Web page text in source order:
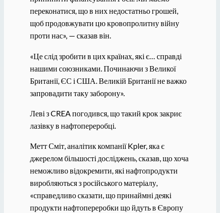
переконатися, що в них недостатньо грошей,
щоб продовжувати цю кровопролитну війну
проти нас», — сказав він.
«Це слід зробити в цих країнах, які є… справді
нашими союзниками. Починаючи з Великої
Британії, ЄС і США. Великій Британії не важко
запровадити таку заборону».
Леві з CREA погодився, що такий крок закриє
лазівку в нафтопереробці.
Метт Сміт, аналітик компанії Kpler, яка є
джерелом більшості досліджень, сказав, що хоча
неможливо відокремити, які нафтопродукти
виробляються з російського матеріалу,
«справедливо сказати, що принаймні деякі
продукти нафтопереробки що йдуть в Європу